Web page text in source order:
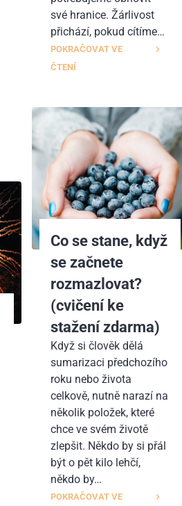
své hranice. Žárlivost
přichází, pokud cítíme…
POKRAČOVAT VE
ČTENÍ
Co se stane, když
se začnete
rozmazlovat?
(cvičení ke
stažení zdarma)
Když si člověk dělá
sumarizaci předchozího
roku nebo života
celkově, nutně narazí na
několik položek, které
chce ve svém životě
zlepšit. Někdo by si přál
být o pět kilo lehčí,
někdo by…
POKRAČOVAT VE